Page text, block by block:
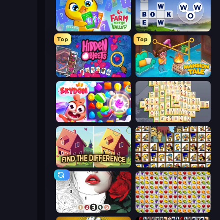
Farm Merge Valley Words of Wonders
Top
Hidden Objects
Top
Mansion Tale: Merge Secrets
Skydom Mahjong Online
Find The Difference Tiles of the Simpsons
Numicolor Same Game Fruit Collapse